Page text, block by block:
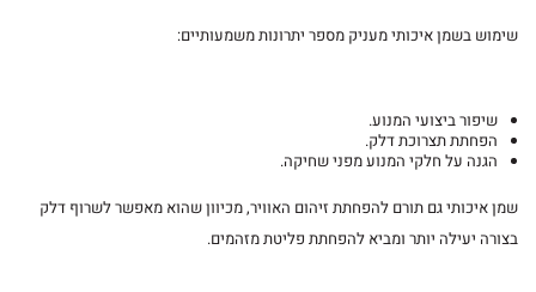
שימוש בשמן איכותי מעניק מספר יתרונות משמעותיים:
שיפור ביצועי המנוע.
הפחתת תצרוכת דלק.
הגנה על חלקי המנוע מפני שחיקה.
שמן איכותי גם תורם להפחתת זיהום האוויר, מכיוון שהוא מאפשר לשרוף דלק
בצורה יעילה יותר ומביא להפחתת פליטת מזהמים.